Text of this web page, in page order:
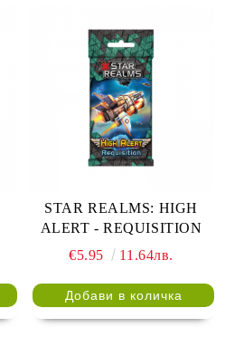
STAR REALMS: HIGH
ALERT - REQUISITION
€5.95
11.64лв.